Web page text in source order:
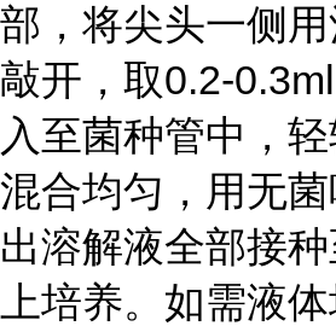
部，将尖头一侧
敲开，取0.2-
入至菌种管中，
混合均匀，用无
出溶解液全部接
上培养。如需液